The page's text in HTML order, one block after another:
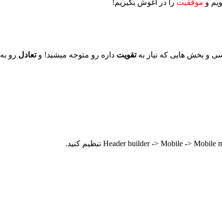
و موفقیت را در آغوش بگیریم!
و بخش هایی که نیاز بهتقویت داره رو متوجه میشید! وتعادل رو